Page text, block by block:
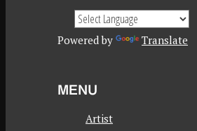
Powered by Translate
MENU
Artist